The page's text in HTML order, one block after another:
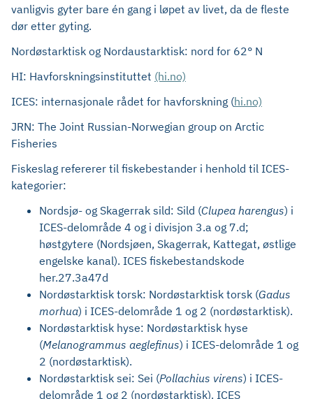
vanligvis gyter bare én gang i løpet av livet, da de fleste
dør etter gyting.
Nordøstarktisk og Nordaustarktisk: nord for 62° N
HI: Havforskningsinstituttet (hi.no)
ICES: internasjonale rådet for havforskning (hi.no)
JRN: The Joint Russian-Norwegian group on Arctic
Fisheries
Fiskeslag refererer til fiskebestander i henhold til ICES-
kategorier:
Nordsjø- og Skagerrak sild: Sild (Clupea harengus) i
ICES-delområde 4 og i divisjon 3.a og 7.d;
høstgytere (Nordsjøen, Skagerrak, Kattegat, østlige
engelske kanal). ICES fiskebestandskode
her.27.3a47d
Nordøstarktisk torsk: Nordøstarktisk torsk (Gadus
morhua) i ICES-delområde 1 og 2 (nordøstarktisk).
Nordøstarktisk hyse: Nordøstarktisk hyse
(Melanogrammus aeglefinus) i ICES-delområde 1 og
2 (nordøstarktisk).
Nordøstarktisk sei: Sei (Pollachius virens) i ICES-
delområde 1 og 2 (nordøstarktisk). ICES